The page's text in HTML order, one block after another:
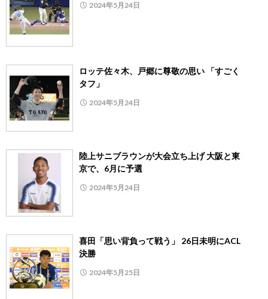
2024年5月24日
ロッテ佐々木、戸郷に尊敬の思い 「すごく
タフ」
2024年5月24日
陸上サニブラウンが大会立ち上げ 大阪と東
京で、6月に予選
2024年5月24日
喜田「思い背負って戦う」 26日未明にACL
決勝
2024年5月25日